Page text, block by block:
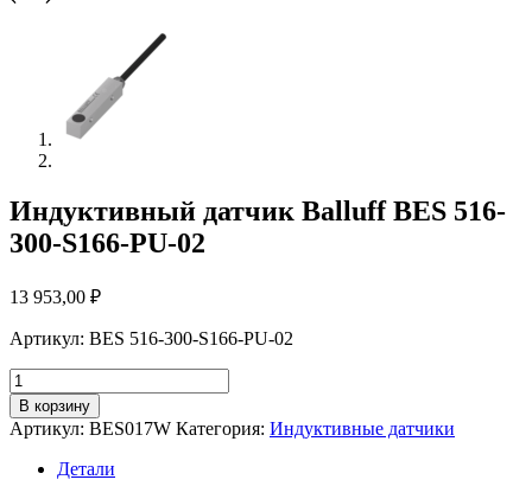
Индуктивный датчик Balluff BES 516-
300-S166-PU-02
13 953,00 ₽
Артикул: BES 516-300-S166-PU-02
Количество
товара
Индуктивный
датчик
Balluff
В корзину
Артикул: BES017W Категория: Индуктивные датчики
Детали